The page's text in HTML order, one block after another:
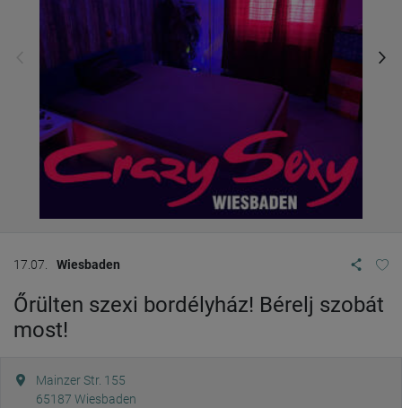
17.07. Wiesbaden
Őrülten szexi bordélyház! Bérelj szobát
most!
Mainzer Str. 155
65187 Wiesbaden